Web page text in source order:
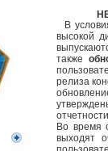
В
высокой
также
релиза
Во время
выходят